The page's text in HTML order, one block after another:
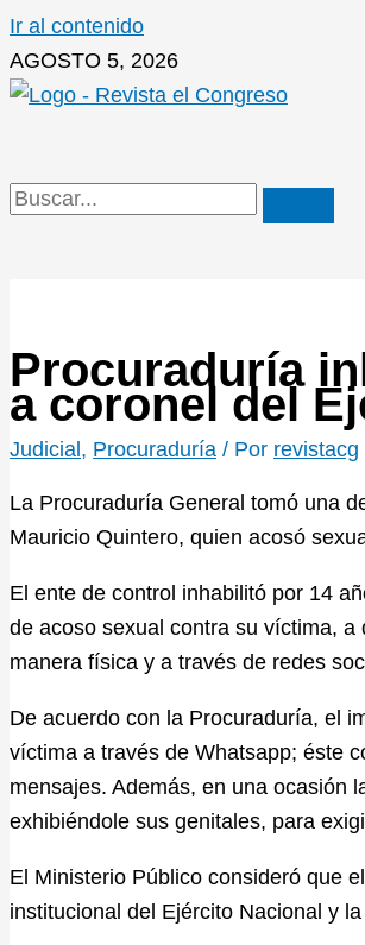
Ir al contenido
AGOSTO 5, 2026
Procuraduría
a coronel del
Judicial , Procuraduría / Por revistacg
La Procuraduría General tomó una
Mauricio Quintero, quien acosó
El ente de control inhabilitó por 14
de acoso sexual contra su víctima,
manera física y a través de redes
De acuerdo con la Procuraduría, el
víctima a través de Whatsapp; éste
mensajes. Además, en una ocasión
exhibiéndole sus genitales, para
El Ministerio Público consideró que
institucional del Ejército Nacional y